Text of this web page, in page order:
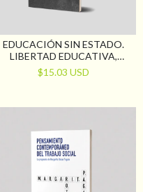
EDUCACIÓN SIN ESTADO.
LIBERTAD EDUCATIVA,
MERCADO Y DESIGUALDAD.
CLAVES PARA PENSAR LA LEY
$15.03 USD